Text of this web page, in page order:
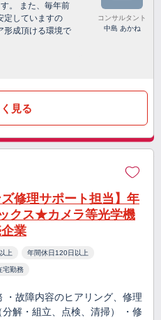
。 また、毎年前
定していますの
形成頂ける環境で
コンサルタント
中島 あかね
見る
修理サポート担当】年
クス★カメラ等光学機
業
上 年間休日120日以上
宅勤務
・故障内容のヒアリング、修理
解・組立、点検、清掃） ・修